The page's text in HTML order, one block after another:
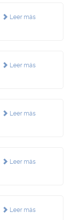
Leer más
Leer más
Leer más
Leer más
Leer más